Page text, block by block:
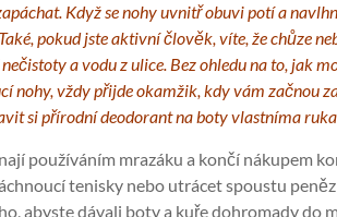
Když se nohy uvnitř obuvi potí a
pokud jste aktivní člověk, víte, že chůze
a vodu z ulice. Bez ohledu na to, jak
nohy, vždy přijde okamžik, kdy vám začnou
si přírodní deodorant na boty vlastníma
používáním mrazáku a končí nákupem
tenisky nebo utrácet spoustu peněz
abyste dávali boty a kuře dohromady do